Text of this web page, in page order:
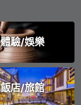
體驗/娛樂
飯店/旅館